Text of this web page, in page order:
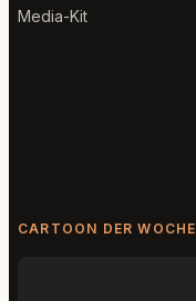
Media-Kit
CARTOON DER WOCHE